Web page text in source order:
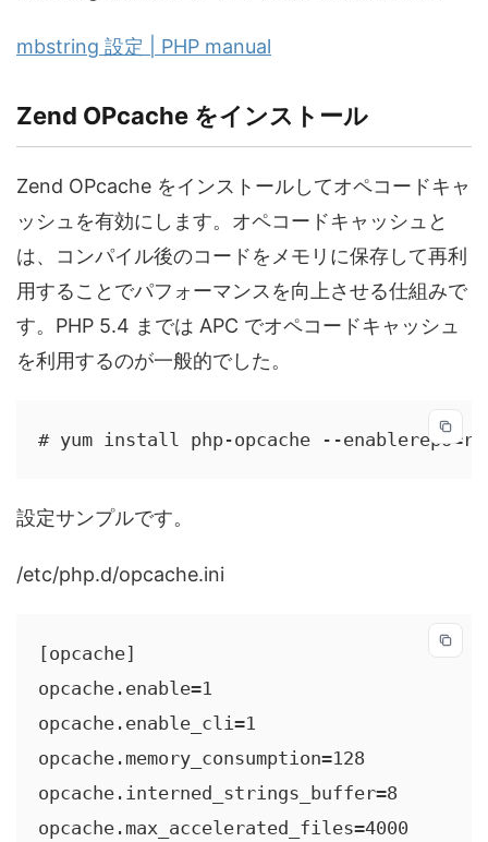
mbstring 設定 | PHP manual
Zend OPcache をインストール
Zend OPcache をインストールしてオペコードキャ
ッシュを有効にします。オペコードキャッシュと
は、コンパイル後のコードをメモリに保存して再利
用することでパフォーマンスを向上させる仕組みで
す。PHP 5.4 までは APC でオペコードキャッシュ
を利用するのが一般的でした。
# yum install php-opcache --
設定サンプルです。
/etc/php.d/opcache.ini
[opcache]
opcache.enable=1
opcache.enable_cli=1
opcache.memory_consumption=128
opcache.interned_strings_buffer=8
opcache.max_accelerated_files=4000